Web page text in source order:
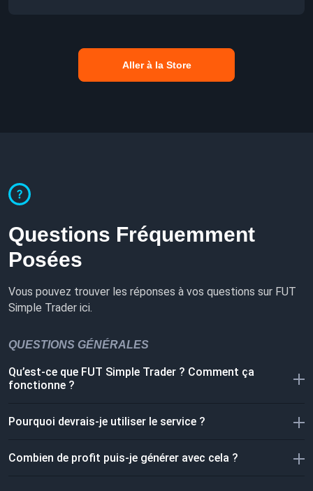
Aller à la Store
Questions Fréquemment
Posées
Vous pouvez trouver les réponses à vos questions sur FUT
Simple Trader ici.
QUESTIONS GÉNÉRALES
Qu’est-ce que FUT Simple Trader ? Comment ça
fonctionne ?
Pourquoi devrais-je utiliser le service ?
Combien de profit puis-je générer avec cela ?